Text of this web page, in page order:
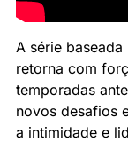
A série baseada
retorna com
temporadas
novos desafios
a intimidade e